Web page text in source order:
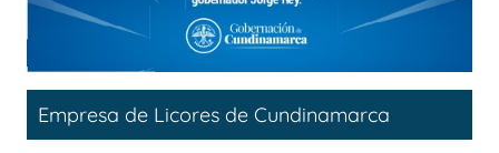
Empresa de Licores de Cundinamarca